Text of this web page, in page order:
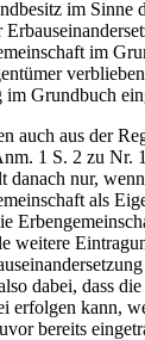
im Sinne
im
im Grundbuch
auch aus der
1 S. 2 zu
danach nur,
als
weitere
dabei, dass
erfolgen kann,
bereits